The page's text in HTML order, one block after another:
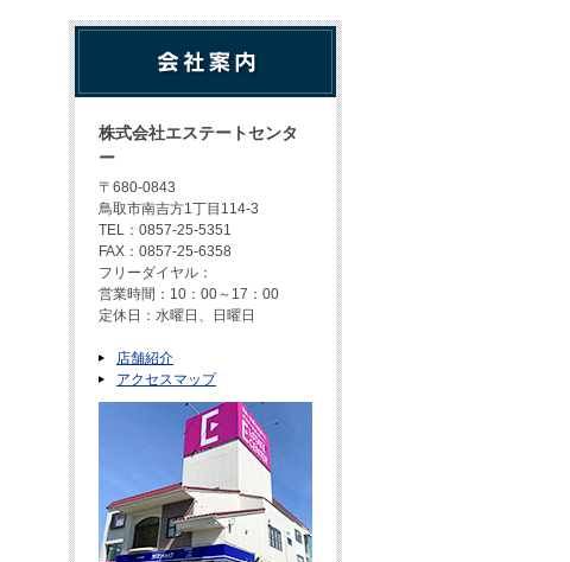
株式会社エステートセンタ
ー
〒680-0843
鳥取市南吉方1丁目114-3
TEL：0857-25-5351
FAX：0857-25-6358
フリーダイヤル：
営業時間：10：00～17：00
定休日：水曜日、日曜日
店舗紹介
アクセスマップ